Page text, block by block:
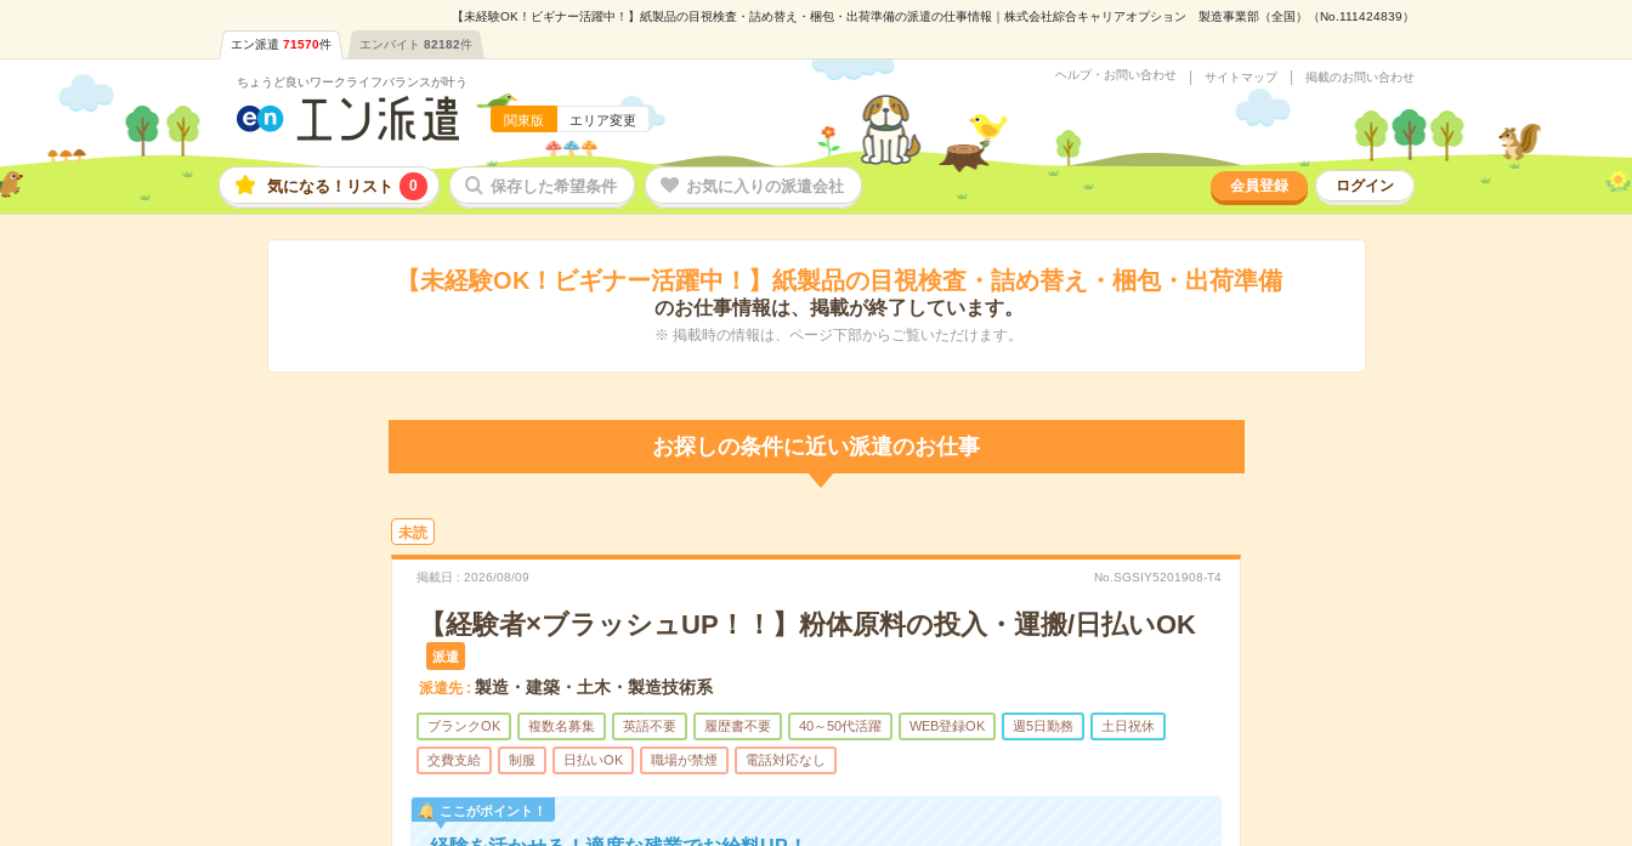
【未経験OK！ビギナー活躍中！】紙製品の目視検査・詰め替え・梱包・出荷準備の派遣の仕事情報｜株式会社綜合キャリアオプション 製造事業部（全国）（No.111424839）
エン派遣 71570件 エンバイト 82182件
ちょうど良いワークライフバランスが叶う
関東版 エリア変更
ヘルプ・お問い合わせ サイトマップ 掲載のお問い合わせ
気になる！リスト 0 保存した希望条件 お気に入りの派遣会社 会員登録 ログイン
【未経験OK！ビギナー活躍中！】紙製品の目視検査・詰め替え・梱包・出荷準備
のお仕事情報は、掲載が終了しています。
※ 掲載時の情報は、ページ下部からご覧いただけます。
お探しの条件に近い派遣のお仕事
未読
掲載日 2026/08/09 No.SGSIY5201908-T4
【経験者×ブラッシュUP！！】粉体原料の投入・運搬/日払いOK
派遣
派遣先 製造・建築・土木・製造技術系
ブランクOK 複数名募集 英語不要 履歴書不要 40～50代活躍 WEB登録OK 週5日勤務 土日祝休
交費支給 制服 日払いOK 職場が禁煙 電話対応なし
ここがポイント！